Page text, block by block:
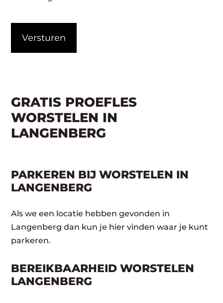
GRATIS PROEFLES
WORSTELEN IN
LANGENBERG
PARKEREN BIJ WORSTELEN IN
LANGENBERG
Als we een locatie hebben gevonden in
Langenberg dan kun je hier vinden waar je kunt
parkeren.
BEREIKBAARHEID WORSTELEN
LANGENBERG